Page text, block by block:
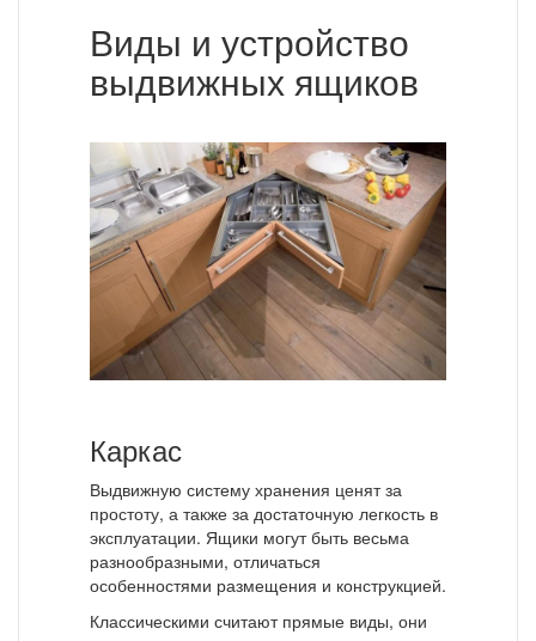
Виды и устройство
выдвижных ящиков
Каркас
Выдвижную систему хранения ценят за
простоту, а также за достаточную легкость в
эксплуатации. Ящики могут быть весьма
разнообразными, отличаться
особенностями размещения и конструкцией.
Классическими считают прямые виды, они